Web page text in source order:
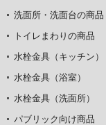
洗面所・洗面台の商品
トイレまわりの商品
水栓金具（キッチン）
水栓金具（浴室）
水栓金具（洗面所）
パブリック向け商品